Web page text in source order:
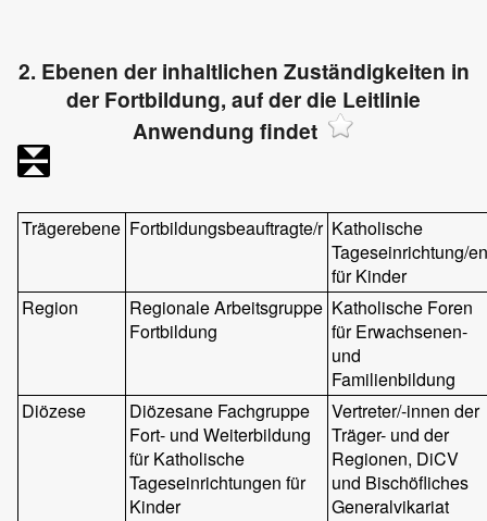
2. Ebenen der inhaltlichen Zuständigkeiten in
der Fortbildung, auf der die Leitlinie
Anwendung findet
Trägerebene Fortbildungsbeauftragte/r Katholische
Tageseinrichtung/
für Kinder
Region
Regionale Arbeitsgruppe
Fortbildung
Katholische Foren
für Erwachsenen-
und
Familienbildung
Diözese
Diözesane Fachgruppe
Fort- und Weiterbildung
für Katholische
Tageseinrichtungen für
Kinder
Vertreter/-innen der
Träger- und der
Regionen, DiCV
und Bischöfliches
Generalvikariat